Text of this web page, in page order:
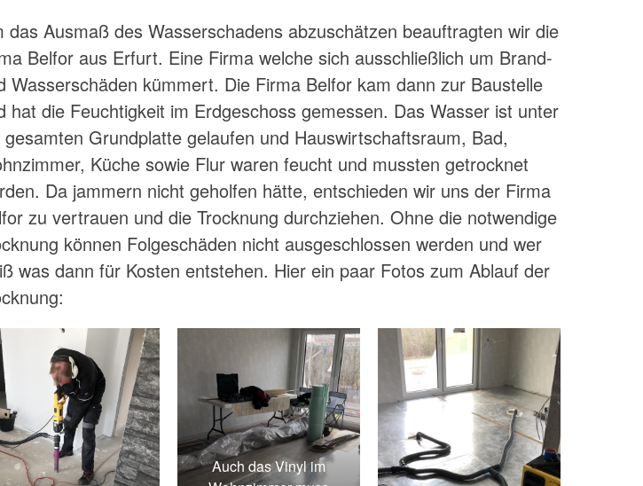
das Ausmaß des Wasserschadens abzuschätzen beauftragten wir die
Belfor aus Erfurt. Eine Firma welche sich ausschließlich um Brand-
Wasserschäden kümmert. Die Firma Belfor kam dann zur Baustelle
hat die Feuchtigkeit im Erdgeschoss gemessen. Das Wasser ist unter
gesamten Grundplatte gelaufen und Hauswirtschaftsraum, Bad,
Küche sowie Flur waren feucht und mussten getrocknet
Da jammern nicht geholfen hätte, entschieden wir uns der Firma
zu vertrauen und die Trocknung durchziehen. Ohne die notwendige
können Folgeschäden nicht ausgeschlossen werden und wer
was dann für Kosten entstehen. Hier ein paar Fotos zum Ablauf der
Auch das Vinyl im